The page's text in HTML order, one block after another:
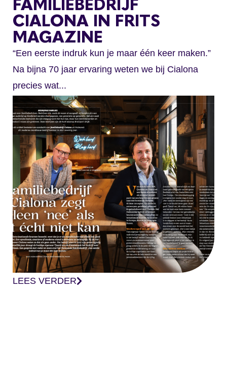
FAMILIEBEDRIJF
CIALONA IN FRITS
MAGAZINE
“Een eerste indruk kun je maar één keer maken.”
Na bijna 70 jaar ervaring weten we bij Cialona
precies wat...
LEES VERDER